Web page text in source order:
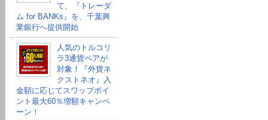
て、『トレーダ
ム for BANKs』を、千葉興
業銀行へ提供開始
人気のトルコリ
ラ3通貨ペアが
対象！『外貨ネ
クストネオ』入
金額に応じてスワップポイ
ント最大60％増額キャンペ
ーン！